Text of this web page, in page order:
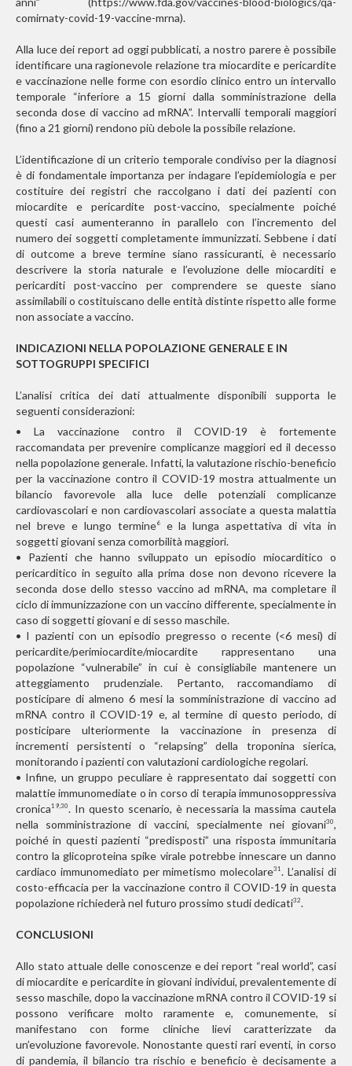
comirnaty-covid-19-vaccine-mrna).
Alla luce dei report ad oggi pubblicati, a nostro parere è possibile
identificare una ragionevole relazione tra miocardite e pericardite
e vaccinazione nelle forme con esordio clinico entro un intervallo
temporale “inferiore a 15 giorni dalla somministrazione della
seconda dose di vaccino ad mRNA”. Intervalli temporali maggiori
(fino a 21 giorni) rendono più debole la possibile relazione.
L’identificazione di un criterio temporale condiviso per la diagnosi
è di fondamentale importanza per indagare l’epidemiologia e per
costituire dei registri che raccolgano i dati dei pazienti con
miocardite e pericardite post-vaccino, specialmente poiché
questi casi aumenteranno in parallelo con l’incremento del
numero dei soggetti completamente immunizzati. Sebbene i dati
di outcome a breve termine siano rassicuranti, è necessario
descrivere la storia naturale e l’evoluzione delle miocarditi e
pericarditi post-vaccino per comprendere se queste siano
assimilabili o costituiscano delle entità distinte rispetto alle forme
non associate a vaccino.
INDICAZIONI NELLA POPOLAZIONE GENERALE E IN
SOTTOGRUPPI SPECIFICI
L’analisi critica dei dati attualmente disponibili supporta le
seguenti considerazioni:
• La vaccinazione contro il COVID-19 è fortemente
raccomandata per prevenire complicanze maggiori ed il decesso
nella popolazione generale. Infatti, la valutazione rischio-beneficio
per la vaccinazione contro il COVID-19 mostra attualmente un
bilancio favorevole alla luce delle potenziali complicanze
cardiovascolari e non cardiovascolari associate a questa malattia
nel breve e lungo termine6e la lunga aspettativa di vita in
soggetti giovani senza comorbilità maggiori.
• Pazienti che hanno sviluppato un episodio miocarditico o
pericarditico in seguito alla prima dose non devono ricevere la
seconda dose dello stesso vaccino ad mRNA, ma completare il
ciclo di immunizzazione con un vaccino differente, specialmente in
caso di soggetti giovani e di sesso maschile.
• I pazienti con un episodio pregresso o recente (<6 mesi) di
pericardite/perimiocardite/miocardite rappresentano una
popolazione “vulnerabile” in cui è consigliabile mantenere un
atteggiamento prudenziale. Pertanto, raccomandiamo di
posticipare di almeno 6 mesi la somministrazione di vaccino ad
mRNA contro il COVID-19 e, al termine di questo periodo, di
posticipare ulteriormente la vaccinazione in presenza di
incrementi persistenti o “relapsing” della troponina sierica,
monitorando i pazienti con valutazioni cardiologiche regolari.
• Infine, un gruppo peculiare è rappresentato dai soggetti con
malattie immunomediate o in corso di terapia immunosoppressiva
cronica19,30. In questo scenario, è necessaria la massima cautela
nella somministrazione di vaccini, specialmente nei giovani30,
poiché in questi pazienti “predisposti” una risposta immunitaria
contro la glicoproteina spike virale potrebbe innescare un danno
cardiaco immunomediato per mimetismo molecolare31 . L’analisi di
costo-efficacia per la vaccinazione contro il COVID-19 in questa
popolazione richiederà nel futuro prossimo studi dedicati32.
CONCLUSIONI
Allo stato attuale delle conoscenze e dei report “real world”, casi
di miocardite e pericardite in giovani individui, prevalentemente di
sesso maschile, dopo la vaccinazione mRNA contro il COVID-19 si
possono verificare molto raramente e, comunemente, si
manifestano con forme cliniche lievi caratterizzate da
un’evoluzione favorevole. Nonostante questi rari eventi, in corso
di pandemia, il bilancio tra rischio e beneficio è decisamente a